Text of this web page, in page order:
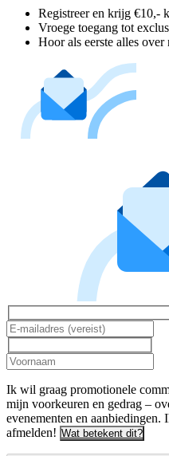
Registreer en krijg €10,-
Vroege toegang tot
Hoor als eerste alles
Ik wil graag promotionele
mijn voorkeuren en gedrag –
evenementen en
afmelden! Wat betekent dit?